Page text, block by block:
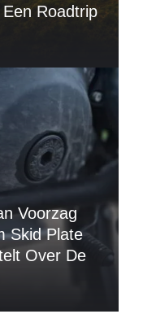
Roadtrip
Voorzag
Skid Plate
Over De